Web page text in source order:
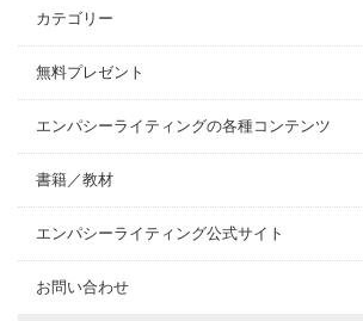
カテゴリー
無料プレゼント
エンパシーライティングの各種コンテンツ
書籍／教材
エンパシーライティング公式サイト
お問い合わせ